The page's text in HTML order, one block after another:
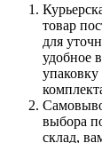
товар
для
удобное
упаковку
выбора
склад,